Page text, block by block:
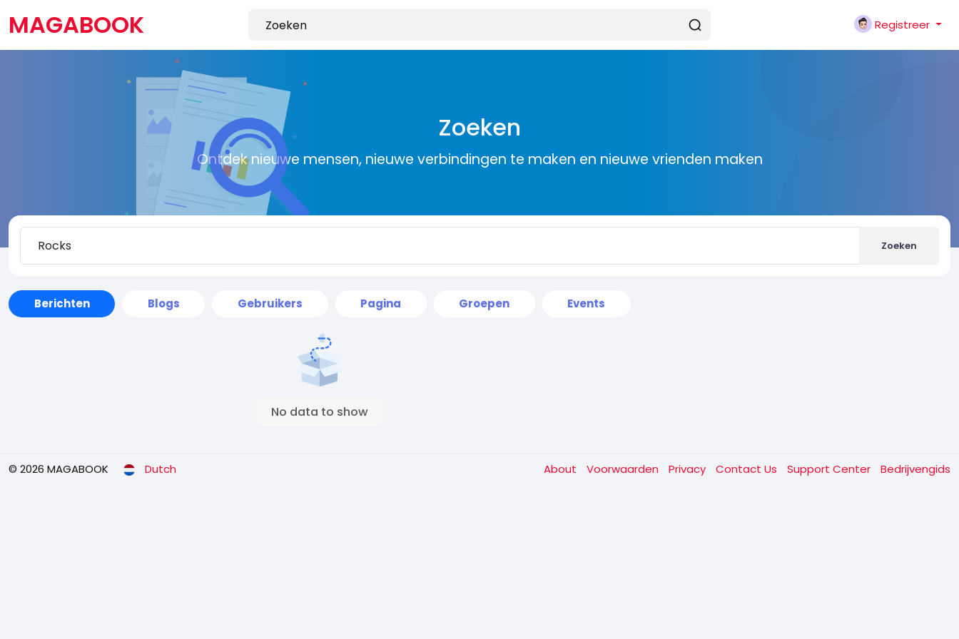
MAGABOOK Registreer
Zoeken
Ontdek nieuwe mensen, nieuwe verbindingen te maken en nieuwe vrienden maken
Zoeken
Berichten Blogs Gebruikers Pagina Groepen Events
No data to show
© 2026 MAGABOOK Dutch About Voorwaarden Privacy Contact Us Support Center Bedrijvengids